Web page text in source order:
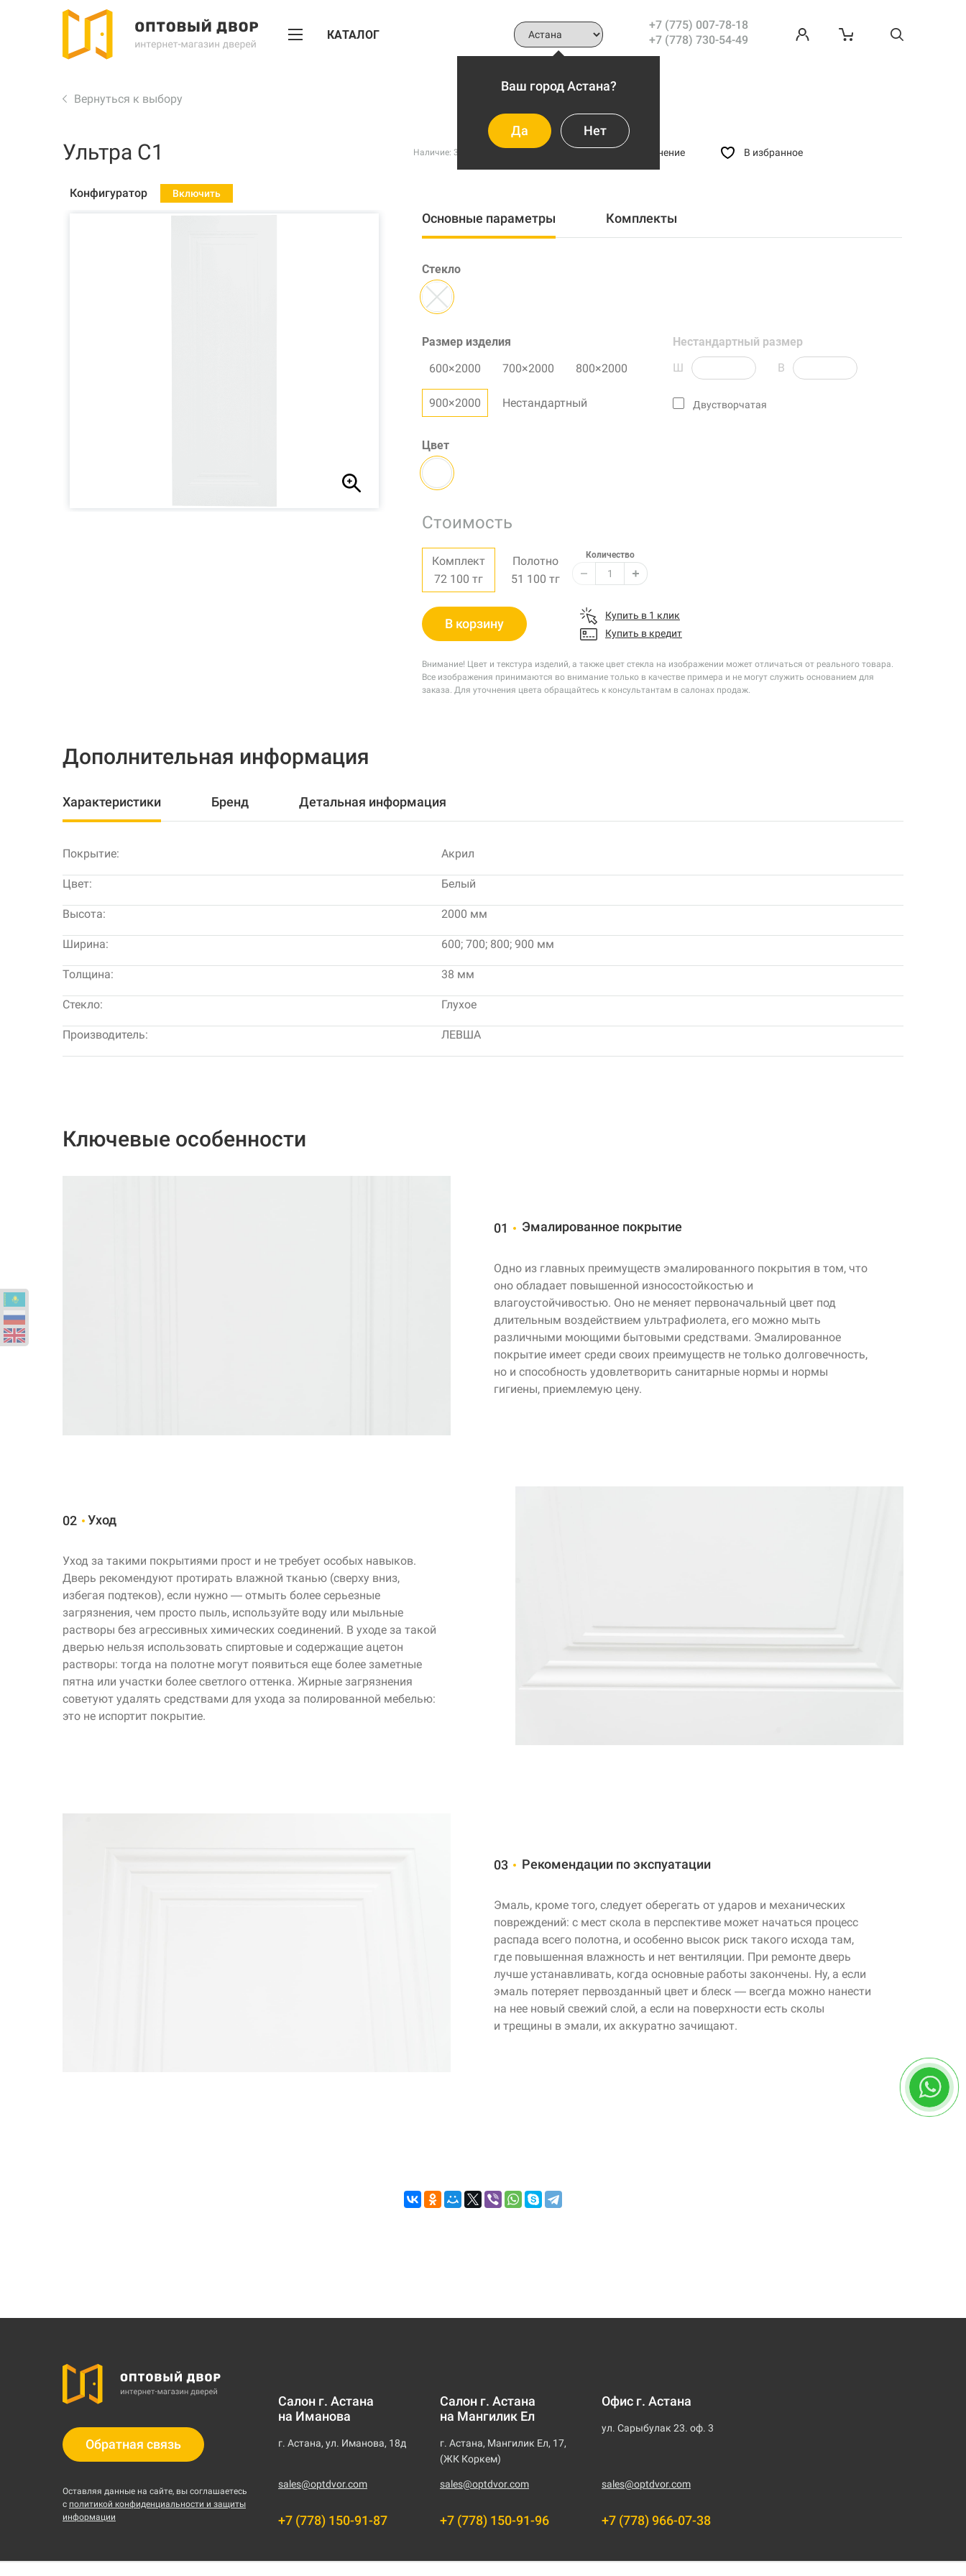
КАТАЛОГ
Ваш город Астана?
Да Нет
+7 (775) 007-78-18
+7 (778) 730-54-49
Вернуться к выбору
Ультра С1 Наличие: 3 шт В сравнение В избранное
Конфигуратор Включить
Основные параметры Комплекты
Стекло
Размер изделия
600×2000
700×2000 800×2000
900×2000 Нестандартный
Нестандартный размер
Ш
В
Двустворчатая
Цвет
Стоимость
Комплект
72 100 тг
Полотно
51 100 тг
Количество
В корзину
Купить в 1 клик
Купить в кредит
Внимание! Цвет и текстура изделий, а также цвет стекла на изображении может отличаться от реального товара.
Все изображения принимаются во внимание только в качестве примера и не могут служить основанием для
заказа. Для уточнения цвета обращайтесь к консультантам в салонах продаж.
Дополнительная информация
Характеристики Бренд Детальная информация
Покрытие: Акрил
Цвет: Белый
Высота: 2000 мм
Ширина: 600; 700; 800; 900 мм
Толщина: 38 мм
Стекло: Глухое
Производитель: ЛЕВША
Ключевые особенности
01 Эмалированное покрытие
Одно из главных преимуществ эмалированного покрытия в том, что
оно обладает повышенной износостойкостью и
влагоустойчивостью. Оно не меняет первоначальный цвет под
длительным воздействием ультрафиолета, его можно мыть
различными моющими бытовыми средствами. Эмалированное
покрытие имеет среди своих преимуществ не только долговечность,
но и способность удовлетворить санитарные нормы и нормы
гигиены, приемлемую цену.
02 Уход
Уход за такими покрытиями прост и не требует особых навыков.
Дверь рекомендуют протирать влажной тканью (сверху вниз,
избегая подтеков), если нужно — отмыть более серьезные
загрязнения, чем просто пыль, используйте воду или мыльные
растворы без агрессивных химических соединений. В уходе за такой
дверью нельзя использовать спиртовые и содержащие ацетон
растворы: тогда на полотне могут появиться еще более заметные
пятна или участки более светлого оттенка. Жирные загрязнения
советуют удалять средствами для ухода за полированной мебелью:
это не испортит покрытие.
03 Рекомендации по экспуатации
Эмаль, кроме того, следует оберегать от ударов и механических
повреждений: с мест скола в перспективе может начаться процесс
распада всего полотна, и особенно высок риск такого исхода там,
где повышенная влажность и нет вентиляции. При ремонте дверь
лучше устанавливать, когда основные работы закончены. Ну, а если
эмаль потеряет первозданный цвет и блеск — всегда можно нанести
на нее новый свежий слой, а если на поверхности есть сколы
и трещины в эмали, их аккуратно зачищают.
Обратная связь
Оставляя данные на сайте, вы соглашаетесь
с политикой конфиденциальности и защиты
информации
Салон г. Астана
на Иманова
г. Астана, ул. Иманова, 18д
sales@optdvor.com
+7 (778) 150-91-87
Салон г. Астана
на Мангилик Ел
г. Астана, Мангилик Ел, 17,
(ЖК Коркем)
sales@optdvor.com
+7 (778) 150-91-96
Офис г. Астана
ул. Сарыбулак 23. оф. 3
sales@optdvor.com
+7 (778) 966-07-38